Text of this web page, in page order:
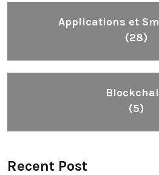
Applications et
(28)
(5)
Recent Post